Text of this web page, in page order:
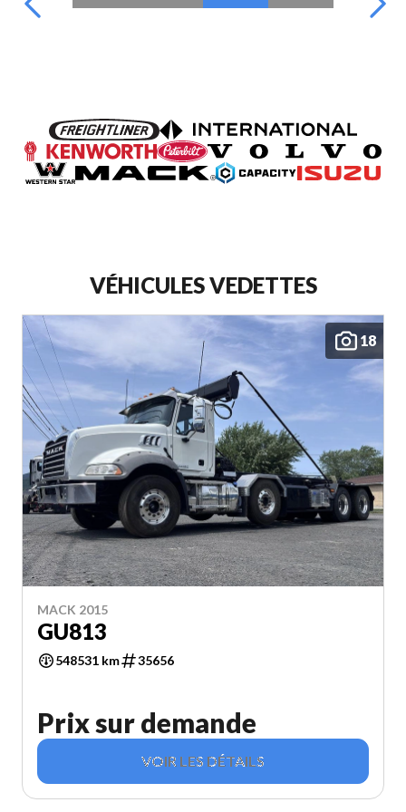
VÉHICULES VEDETTES
18
MACK 2015
GU813
548531 km 35656
Prix sur demande
VOIR LES DÉTAILS